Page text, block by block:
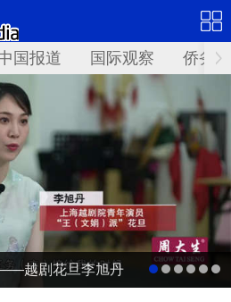
国报道 国际观察 侨务
越剧花旦李旭丹